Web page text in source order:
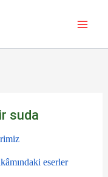
suda
eserler